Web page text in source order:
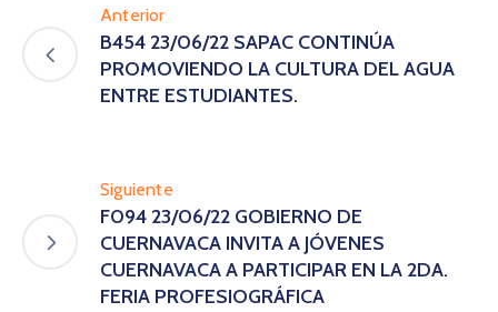
Anterior
B454 23/06/22 SAPAC CONTINÚA
PROMOVIENDO LA CULTURA DEL AGUA
ENTRE ESTUDIANTES.
Siguiente
F094 23/06/22 GOBIERNO DE
CUERNAVACA INVITA A JÓVENES
CUERNAVACA A PARTICIPAR EN LA 2DA.
FERIA PROFESIOGRÁFICA